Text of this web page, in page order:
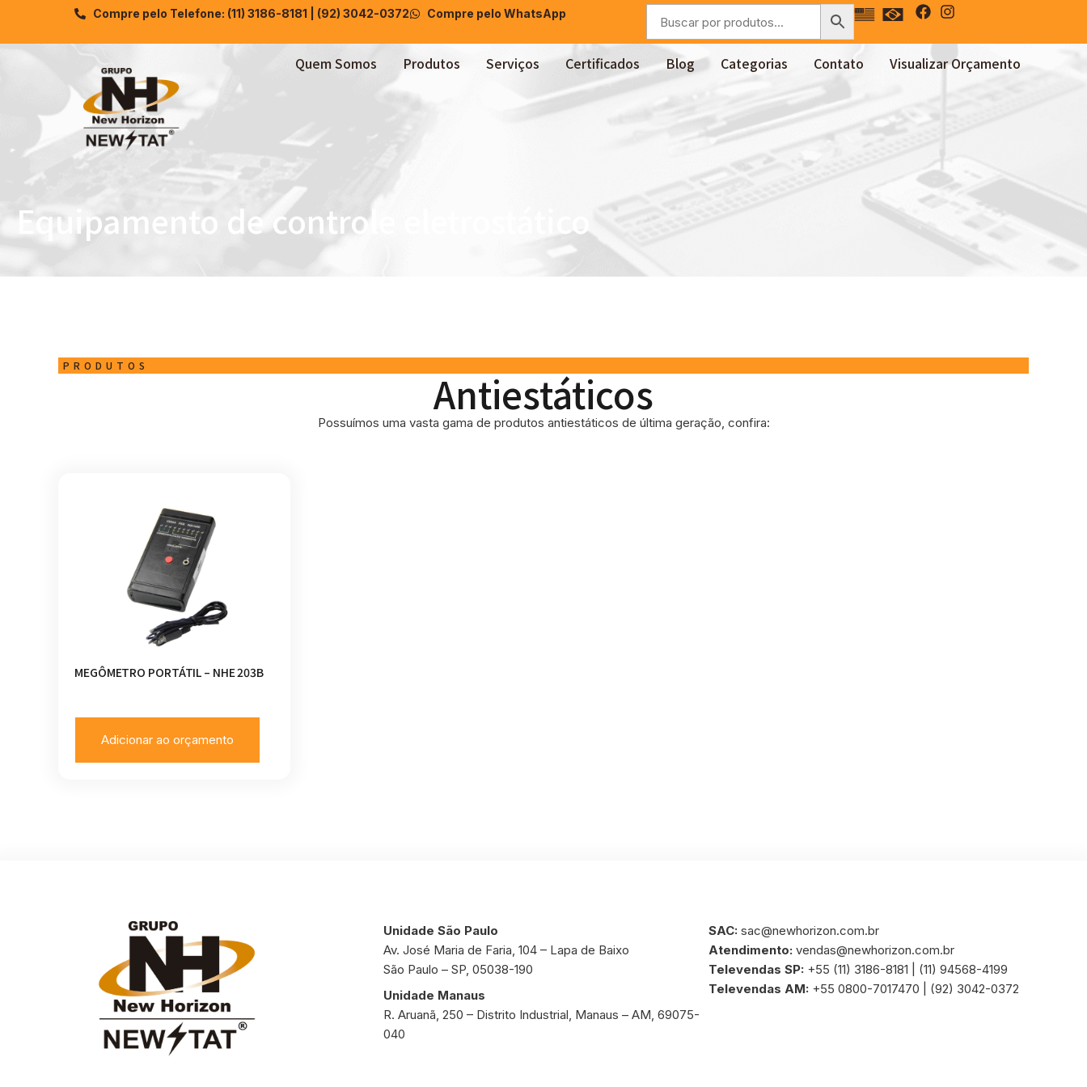
Compre pelo Telefone: (11) 3186-8181 | (92) 3042-0372 Compre pelo WhatsApp
Quem Somos Produtos Serviços Certificados Blog Categorias Contato Visualizar Orçamento
Equipamento de controle eletrostático
PRODUTOS
Antiestáticos
Possuímos uma vasta gama de produtos antiestáticos de última geração, confira:
MEGÔMETRO PORTÁTIL – NHE 203B
Adicionar ao orçamento
Unidade São Paulo
Av. José Maria de Faria, 104 – Lapa de Baixo
São Paulo – SP, 05038-190
Unidade Manaus
R. Aruanã, 250 – Distrito Industrial, Manaus – AM, 69075-
040
SAC: sac@newhorizon.com.br
Atendimento: vendas@newhorizon.com.br
Televendas SP: +55 (11) 3186-8181 | (11) 94568-4199
Televendas AM: +55 0800-7017470 | (92) 3042-0372